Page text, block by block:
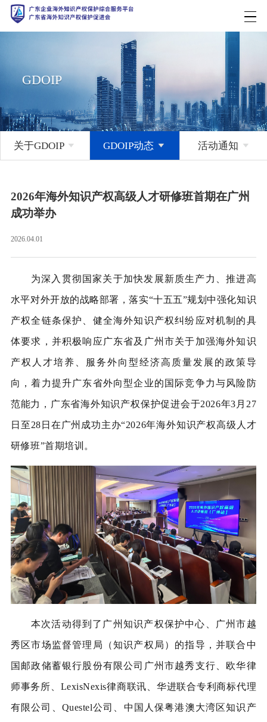
GDOIP
关于GDOIP  GDOIP动态  活动通知 
2026年海外知识产权高级人才研修班首期在广州
成功举办
2026.04.01
为深入贯彻国家关于加快发展新质生产力、推进高
水平对外开放的战略部署，落实“十五五”规划中强化知识
产权全链条保护、健全海外知识产权纠纷应对机制的具
体要求，并积极响应广东省及广州市关于加强海外知识
产权人才培养、服务外向型经济高质量发展的政策导
向，着力提升广东省外向型企业的国际竞争力与风险防
范能力，广东省海外知识产权保护促进会于2026年3月27
日至28日在广州成功主办“2026年海外知识产权高级人才
研修班”首期培训。
本次活动得到了广州知识产权保护中心、广州市越
秀区市场监督管理局（知识产权局）的指导，并联合中
国邮政储蓄银行股份有限公司广州市越秀支行、欧华律
师事务所、LexisNexis律商联讯、华进联合专利商标代理
有限公司、Questel公司、中国人保粤港澳大湾区知识产